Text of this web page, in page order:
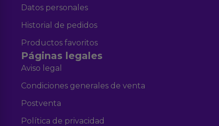
Datos personales
Historial de pedidos
Productos favoritos
Páginas legales
Aviso legal
Condiciones generales de venta
Postventa
Política de privacidad